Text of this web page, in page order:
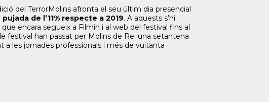
del TerrorMolins afronta el seu últim dia presencial
pujada de l’11% respecte a 2019. A aquests s’hi
encara segueix a Filmin i al web del festival fins al
festival han passat per Molins de Rei una setantena
a les jornades professionals i més de vuitanta